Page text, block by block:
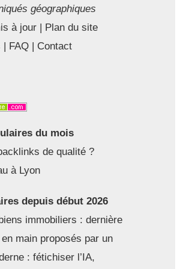
géographiques
à jour | Plan du site
| FAQ | Contact
du mois
de qualité ?
à Lyon
depuis début 2026
immobiliers : dernière
main proposés par un
: fétichiser l’IA,